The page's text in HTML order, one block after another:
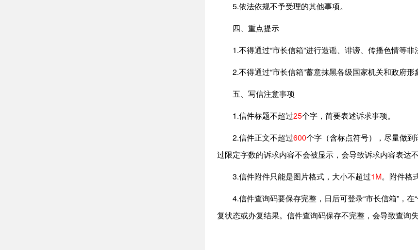
5.依法依规不予受理的其他事项。
四、重点提示
1.不得通过“市长信箱”进行造谣、诽谤、传播色情等非
2.不得通过“市长信箱”蓄意抹黑各级国家机关和政府形
五、写信注意事项
1.信件标题不超过25个字，简要表述诉求事项。
2.信件正文不超过600个字（含标点符号），尽量做
过限定字数的诉求内容不会被显示，会导致诉求内容表达
3.信件附件只能是图片格式，大小不超过1M。附件格
4.信件查询码要保存完整，日后可登录“市长信箱”，
复状态或办复结果。信件查询码保存不完整，会导致查询失